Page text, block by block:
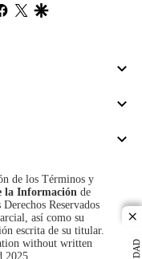
footer
facebook
twitter
de los Términos y
la Información de
Reservados
así como su
escrita de su titular.
without written
2025.